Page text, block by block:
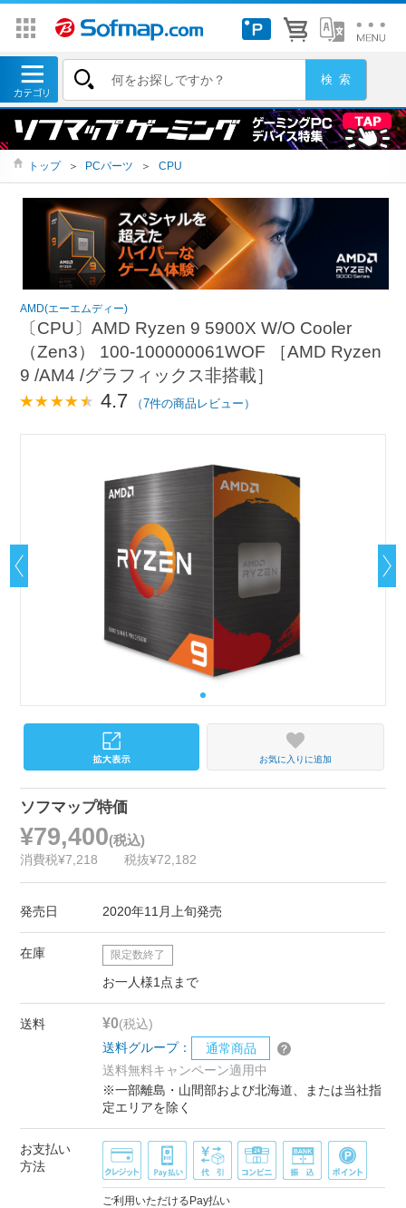
トップ ＞ PCパーツ ＞ CPU
AMD(エーエムディー)
〔CPU〕AMD Ryzen 9 5900X W/O Cooler
（Zen3） 100-100000061WOF ［AMD Ryzen
9 /AM4 /グラフィックス非搭載］
4.7 （7件の商品レビュー）
お気に入りに追加
ソフマップ特価
¥79,400(税込)
消費税¥7,218 税抜¥72,182
発売日 2020年11月上旬発売
在庫 限定数終了
お一人様1点まで
送料 ¥0(税込)
送料グループ：
通常商品
送料無料キャンペーン適用中
※一部離島・山間部および北海道、または当社指
定エリアを除く
お支払い
方法
ご利用いただけるPay払い